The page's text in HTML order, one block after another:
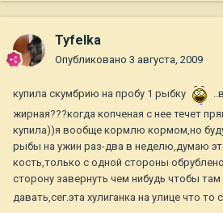
Tyfelka
Опубликовано 3 августа, 2009
купила скумбрию на пробу 1 рыбку
жирная???когда копченая с нее течет
купила))я вообще кормлю кормом,но
рыбы на ужин раз-два в неделю,думаю
кость,только с одной стороны
сторону завернуть чем нибудь чтобы
давать,сег.эта хулиганка на улице что то